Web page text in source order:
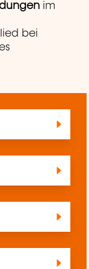
im
bei